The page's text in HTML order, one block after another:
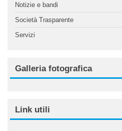
Notizie e bandi
Società Trasparente
Servizi
Galleria fotografica
Link utili